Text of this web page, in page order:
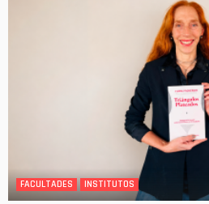
FACULTADES INSTITUTOS